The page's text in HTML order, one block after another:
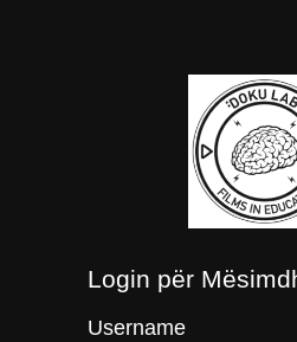
Login për
Username